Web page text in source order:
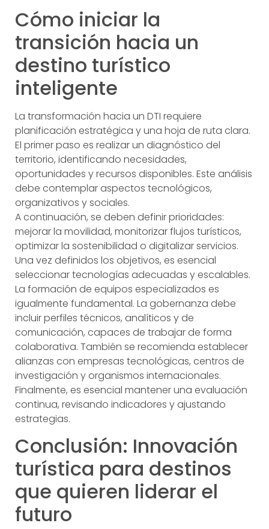
Cómo iniciar la
transición hacia un
destino turístico
inteligente
La transformación hacia un DTI requiere
planificación estratégica y una hoja de ruta clara.
El primer paso es realizar un diagnóstico del
territorio, identificando necesidades,
oportunidades y recursos disponibles. Este análisis
debe contemplar aspectos tecnológicos,
organizativos y sociales.
A continuación, se deben definir prioridades:
mejorar la movilidad, monitorizar flujos turísticos,
optimizar la sostenibilidad o digitalizar servicios.
Una vez definidos los objetivos, es esencial
seleccionar tecnologías adecuadas y escalables.
La formación de equipos especializados es
igualmente fundamental. La gobernanza debe
incluir perfiles técnicos, analíticos y de
comunicación, capaces de trabajar de forma
colaborativa. También se recomienda establecer
alianzas con empresas tecnológicas, centros de
investigación y organismos internacionales.
Finalmente, es esencial mantener una evaluación
continua, revisando indicadores y ajustando
estrategias.
Conclusión: Innovación
turística para destinos
que quieren liderar el
futuro